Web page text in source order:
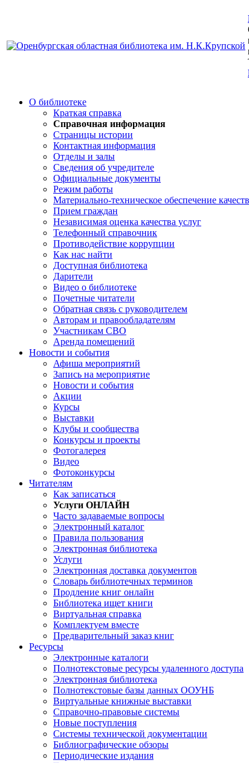
О библиотеке
Краткая справка
Справочная информация
Страницы истории
Контактная информация
Отделы и залы
Сведения об учредителе
Официальные документы
Режим работы
Материально-техническое обеспечение
Прием граждан
Независимая оценка качества услуг
Телефонный справочник
Противодействие коррупции
Как нас найти
Доступная библиотека
Дарители
Видео о библиотеке
Почетные читатели
Обратная связь с руководителем
Авторам и правообладателям
Участникам СВО
Аренда помещений
Новости и события
Афиша мероприятий
Запись на мероприятие
Новости и события
Акции
Курсы
Выставки
Клубы и сообщества
Конкурсы и проекты
Фотогалерея
Видео
Фотоконкурсы
Читателям
Как записаться
Услуги ОНЛАЙН
Часто задаваемые вопросы
Электронный каталог
Правила пользования
Электронная библиотека
Услуги
Электронная доставка документов
Словарь библиотечных терминов
Продление книг онлайн
Библиотека ищет книги
Виртуальная справка
Комплектуем вместе
Предварительный заказ книг
Ресурсы
Электронные каталоги
Полнотекстовые ресурсы удаленного доступа
Электронная библиотека
Полнотекстовые базы данных ООУНБ
Виртуальные книжные выставки
Справочно-правовые системы
Новые поступления
Cистемы технической документации
Библиографические обзоры
Периодические издания